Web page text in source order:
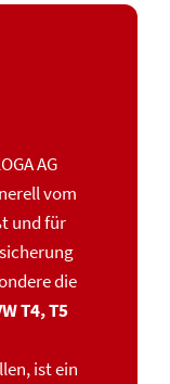
AG
vom
und für
die
T4, T5
ist ein